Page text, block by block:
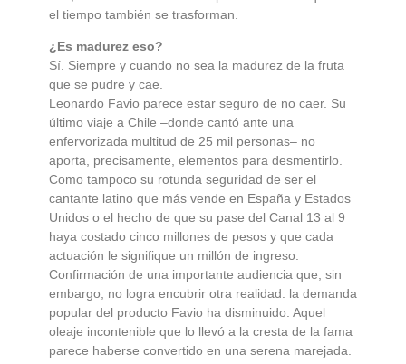
el tiempo también se trasforman.
¿Es madurez eso?
Sí. Siempre y cuando no sea la madurez de la fruta
que se pudre y cae.
Leonardo Favio parece estar seguro de no caer. Su
último viaje a Chile –donde cantó ante una
enfervorizada multitud de 25 mil personas– no
aporta, precisamente, elementos para desmentirlo.
Como tampoco su rotunda seguridad de ser el
cantante latino que más vende en España y Estados
Unidos o el hecho de que su pase del Canal 13 al 9
haya costado cinco millones de pesos y que cada
actuación le signifique un millón de ingreso.
Confirmación de una importante audiencia que, sin
embargo, no logra encubrir otra realidad: la demanda
popular del producto Favio ha disminuido. Aquel
oleaje incontenible que lo llevó a la cresta de la fama
parece haberse convertido en una serena marejada.